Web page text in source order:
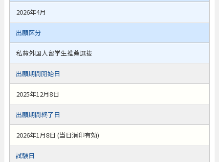
2026年4月
出願区分
私費外国人留学生推薦選抜
出願期間開始日
2025年12月8日
出願期間終了日
2026年1月8日 (当日消印有効)
試験日